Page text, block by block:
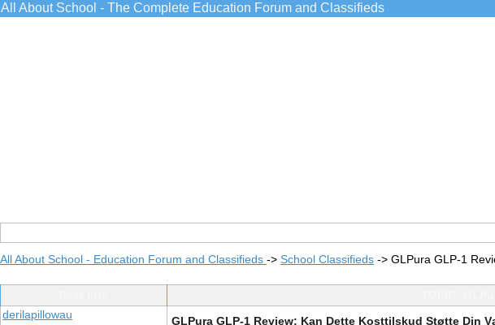
All About School - The Complete Education Forum and Classifieds
All About School - Education Forum and Classifieds -> School Classifieds -> GLPura GLP-1
derilapillowau
GLPura GLP-1 Review: Kan Dette Kosttilskud Støtte Din